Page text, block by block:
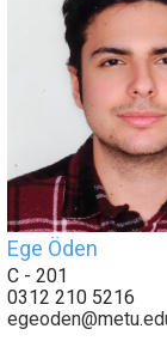
Ege Öden
C - 201
0312 210 5216